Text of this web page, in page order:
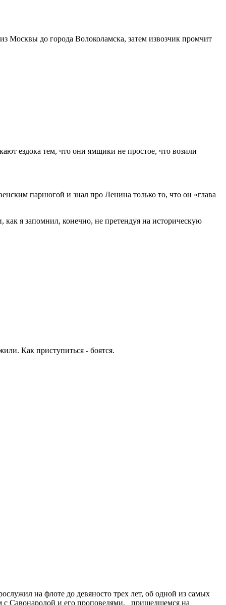
Москвы до города Волоколамска, затем извозчик промчит
ездока тем, что они ямщики не простое, что возили
парнюгой и знал про Ленина только то, что он «глава
я запомнил, конечно, не претендуя на историческую
Как приступиться - боятся.
на флоте до девяносто трех лет, об одной из самых
с Савонаролой и его проповедями, пришедшемся на